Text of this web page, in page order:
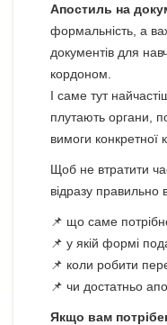
Апостиль на
формальність, а
документів для
кордоном.
І саме тут
плутають органи,
вимоги конкретної
Щоб не втратити
відразу правильно
📌 що саме
📌 у якій формі
📌 коли робити
📌 чи достатньо
Якщо вам